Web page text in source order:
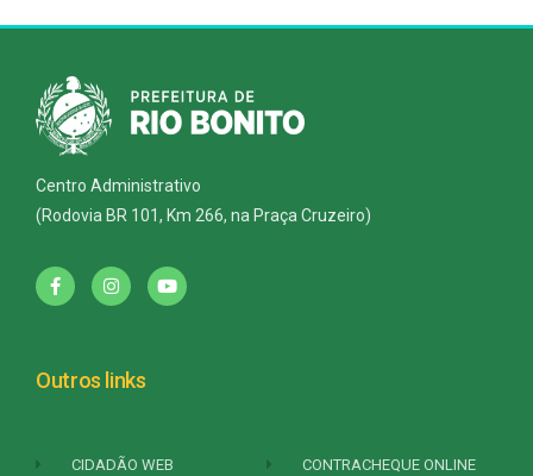
Centro Administrativo
(Rodovia BR 101, Km 266, na Praça Cruzeiro)
Outros links
CIDADÃO WEB CONTRACHEQUE ONLINE